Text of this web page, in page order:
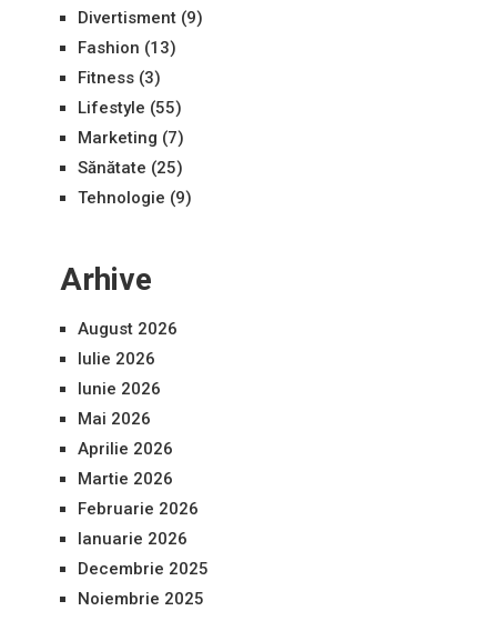
Divertisment(9)
Fashion (13)
Fitness(3)
Lifestyle (55)
Marketing (7)
Sănătate (25)
Tehnologie (9)
Arhive
August 2026
Iulie 2026
Iunie 2026
Mai 2026
Aprilie 2026
Martie 2026
Februarie 2026
Ianuarie 2026
Decembrie 2025
Noiembrie 2025